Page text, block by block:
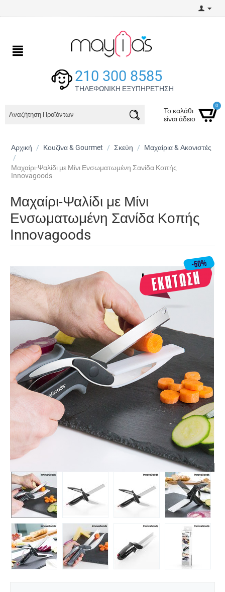
210 300 8585
ΤΗΛΕΦΩΝΙΚΗ ΕΞΥΠΗΡΕΤΗΣΗ
Το καλάθι
είναι άδειο
0
Αρχική / Κουζίνα & Gourmet / Σκεύη /
Μαχαίρια & Ακονιστές
/
Μαχαίρι-Ψαλίδι με Μίνι Ενσωματωμένη Σανίδα Κοπής
Innovagoods
Μαχαίρι-Ψαλίδι με Μίνι
Ενσωματωμένη Σανίδα Κοπής
Innovagoods